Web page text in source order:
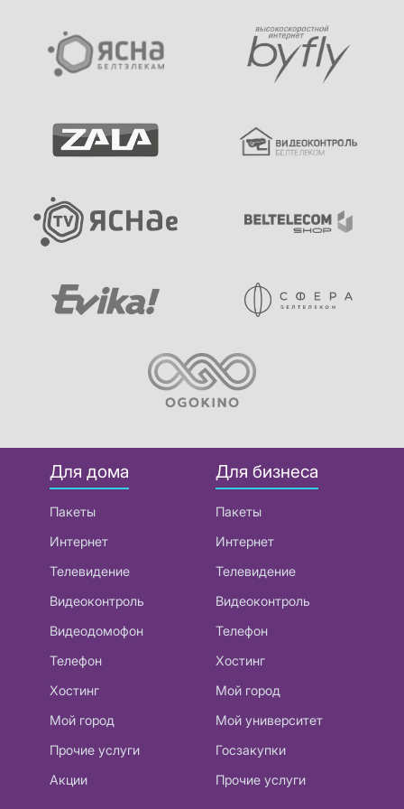
Для дома
Пакеты
Интернет
Телевидение
Видеоконтроль
Видеодомофон
Телефон
Хостинг
Мой город
Прочие услуги
Акции
Для бизнеса
Пакеты
Интернет
Телевидение
Видеоконтроль
Телефон
Хостинг
Мой город
Мой университет
Госзакупки
Прочие услуги